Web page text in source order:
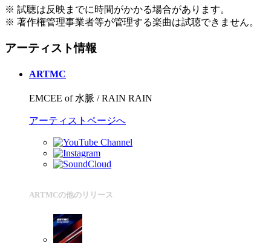
※ 試聴は反映までに時間がかかる場合があります。
※ 著作権管理事業者等が管理する楽曲は試聴できません。
アーティスト情報
ARTMC
EMCEE of 水脈 / RAIN RAIN
アーティストページへ
ARTMCの他のリリース